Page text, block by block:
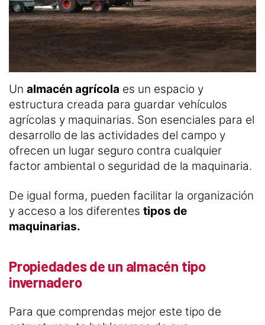
Un almacén agrícola es un espacio y
estructura creada para guardar vehículos
agrícolas y maquinarias. Son esenciales para el
desarrollo de las actividades del campo y
ofrecen un lugar seguro contra cualquier
factor ambiental o seguridad de la maquinaria.
De igual forma, pueden facilitar la organización
y acceso a los diferentes tipos de
maquinarias.
Propiedades de un almacén tipo
invernadero
Para que comprendas mejor este tipo de